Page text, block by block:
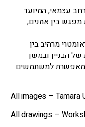
כמרחב עצמאי, המיועד
בין אמנים,
מרהיב בין
של הבניין ובמשך
מאפשרת למשתמשים
All images – Tamara
All drawings –